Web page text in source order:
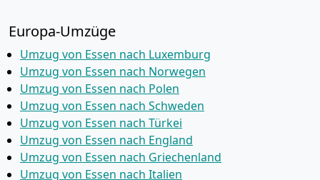
Europa-Umzüge
Umzug von Essen nach Luxemburg
Umzug von Essen nach Norwegen
Umzug von Essen nach Polen
Umzug von Essen nach Schweden
Umzug von Essen nach Türkei
Umzug von Essen nach England
Umzug von Essen nach Griechenland
Umzug von Essen nach Italien